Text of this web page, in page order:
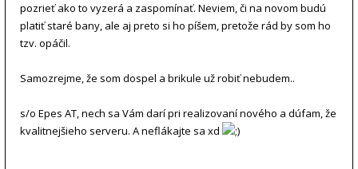
pozrieť ako to vyzerá a zaspomínať. Neviem, či na novom budú
platiť staré bany, ale aj preto si ho píšem, pretože rád by som ho
tzv. opáčil.
Samozrejme, že som dospel a brikule už robiť nebudem..
s/o Epes AT, nech sa Vám darí pri realizovaní nového a dúfam, že
kvalitnejšieho serveru. A neflákajte sa xd